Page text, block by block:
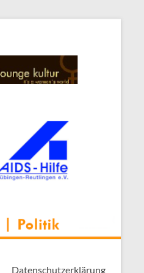
Datenschutzerklärung